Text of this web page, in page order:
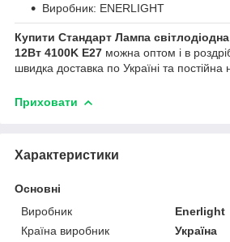
Виробник: ENERLIGHT
Купити Стандарт Лампа
12Вт 4100K E27 можна оптом і в
швидка доставка по Україні та постійна
Приховати
Характеристики
Основні
Виробник
Enerlight
Країна виробник
Україна